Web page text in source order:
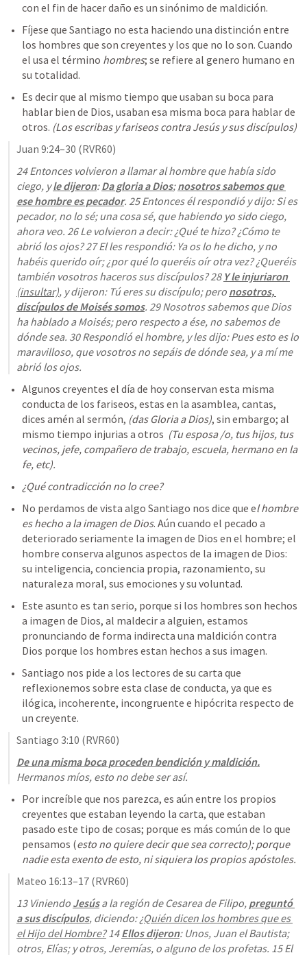
con el fin de hacer daño es un sinónimo de maldición.
Fíjese que Santiago no esta haciendo una distinción entre
los hombres que son creyentes y los que no lo son. Cuando
el usa el término hombres; se refiere al genero humano en
su totalidad.
Es decir que al mismo tiempo que usaban su boca para
hablar bien de Dios, usaban esa misma boca para hablar de
otros. (Los escribas y fariseos contra Jesús y sus discípulos)
Juan 9:24–30 (RVR60)
24 Entonces volvieron a llamar al hombre que había sido
ciego, y le dijeron: Da gloria a Dios; nosotros sabemos que
ese hombre es pecador. 25 Entonces él respondió y dijo: Si es
pecador, no lo sé; una cosa sé, que habiendo yo sido ciego,
ahora veo. 26 Le volvieron a decir: ¿Qué te hizo? ¿Cómo te
abrió los ojos? 27 El les respondió: Ya os lo he dicho, y no
habéis querido oír; ¿por qué lo queréis oír otra vez? ¿Queréis
también vosotros haceros sus discípulos? 28
Y le injuriaron
(insultar), y dijeron: Tú eres su discípulo; pero nosotros,
discípulos de Moisés somos. 29 Nosotros sabemos que Dios
ha hablado a Moisés; pero respecto a ése, no sabemos de
dónde sea. 30 Respondió el hombre, y les dijo: Pues esto es lo
maravilloso, que vosotros no sepáis de dónde sea, y a mí me
abrió los ojos.
Algunos creyentes el día de hoy conservan esta misma
conducta de los fariseos, estas en la asamblea, cantas,
dices amén al sermón, (das Gloria a Dios), sin embargo; al
mismo tiempo injurias a otros (Tu esposa /o, tus hijos, tus
vecinos, jefe, compañero de trabajo, escuela, hermano en la
fe, etc).
¿Qué contradicción no lo cree?
No perdamos de vista algo Santiago nos dice que el hombre
es hecho a la imagen de Dios. Aún cuando el pecado a
deteriorado seriamente la imagen de Dios en el hombre; el
hombre conserva algunos aspectos de la imagen de Dios:
su inteligencia, conciencia propia, razonamiento, su
naturaleza moral, sus emociones y su voluntad.
Este asunto es tan serio, porque si los hombres son hechos
a imagen de Dios, al maldecir a alguien, estamos
pronunciando de forma indirecta una maldición contra
Dios porque los hombres estan hechos a sus imagen.
Santiago nos pide a los lectores de su carta que
reflexionemos sobre esta clase de conducta, ya que es
ilógica, incoherente, incongruente e hipócrita respecto de
un creyente.
Santiago 3:10 (RVR60)
De una misma boca proceden bendición y maldición.
Hermanos míos, esto no debe ser así.
Por increíble que nos parezca, es aún entre los propios
creyentes que estaban leyendo la carta, que estaban
pasado este tipo de cosas; porque es más común de lo que
pensamos (esto no quiere decir que sea correcto); porque
nadie esta exento de esto, ni siquiera los propios apóstoles.
Mateo 16:13–17 (RVR60)
13 Viniendo Jesús a la región de Cesarea de Filipo, preguntó
a sus discípulos, diciendo: ¿Quién dicen los hombres que es
el Hijo del Hombre? 14 Ellos dijeron: Unos, Juan el Bautista;
otros, Elías; y otros, Jeremías, o alguno de los profetas. 15 El